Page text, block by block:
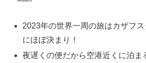
2023年の世界一周の旅はカザフ
にほぼ決まり！
夜遅くの便だから空港近くに泊ま